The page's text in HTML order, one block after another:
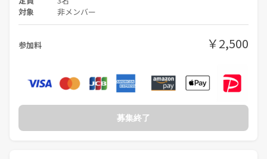
対象 非メンバー
参加料 ￥2,500
募集終了